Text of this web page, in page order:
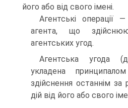
його або від свого імені.
Агентські операції
агента, що
агентських угод.
Агентська угода
укладена
здійснення останнім за
дій від його або свого